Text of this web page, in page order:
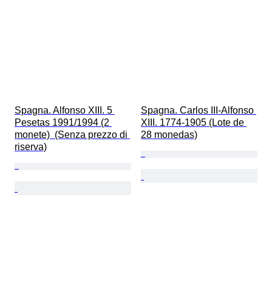
Spagna. Alfonso XIII. 5
Pesetas 1991/1994 (2
monete)  (Senza prezzo di
riserva)
Spagna. Carlos III-Alfonso
XIII. 1774-1905 (Lote de
28 monedas)